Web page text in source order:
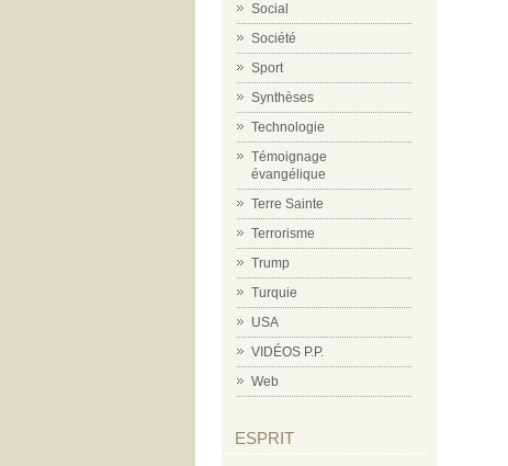
Social
Société
Sport
Synthèses
Technologie
Témoignage
évangélique
Terre Sainte
Terrorisme
Trump
Turquie
USA
VIDÉOS P.P.
Web
ESPRIT